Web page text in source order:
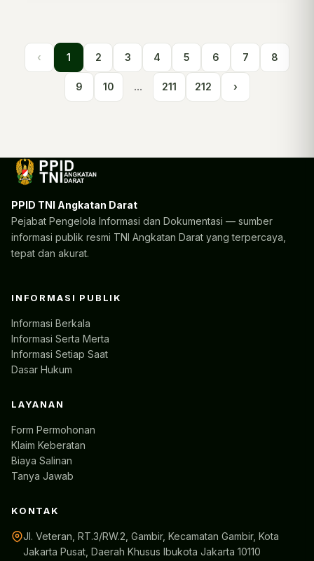
‹ 1 2 3 4 5 6 7 8
9 10 ... 211 212 ›
PPID TNI Angkatan Darat
Pejabat Pengelola Informasi dan Dokumentasi — sumber
informasi publik resmi TNI Angkatan Darat yang terpercaya,
tepat dan akurat.
INFORMASI PUBLIK
Informasi Berkala
Informasi Serta Merta
Informasi Setiap Saat
Dasar Hukum
LAYANAN
Form Permohonan
Klaim Keberatan
Biaya Salinan
Tanya Jawab
KONTAK
Jl. Veteran, RT.3/RW.2, Gambir, Kecamatan Gambir, Kota
Jakarta Pusat, Daerah Khusus Ibukota Jakarta 10110